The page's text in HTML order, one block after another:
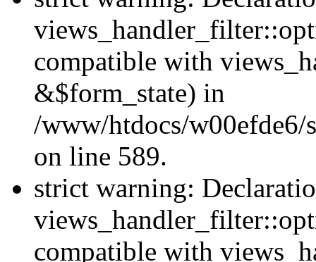
compatible with
&$form_state) in
/www/htdocs/w00efde6/
on line 589.
strict warning:
compatible with